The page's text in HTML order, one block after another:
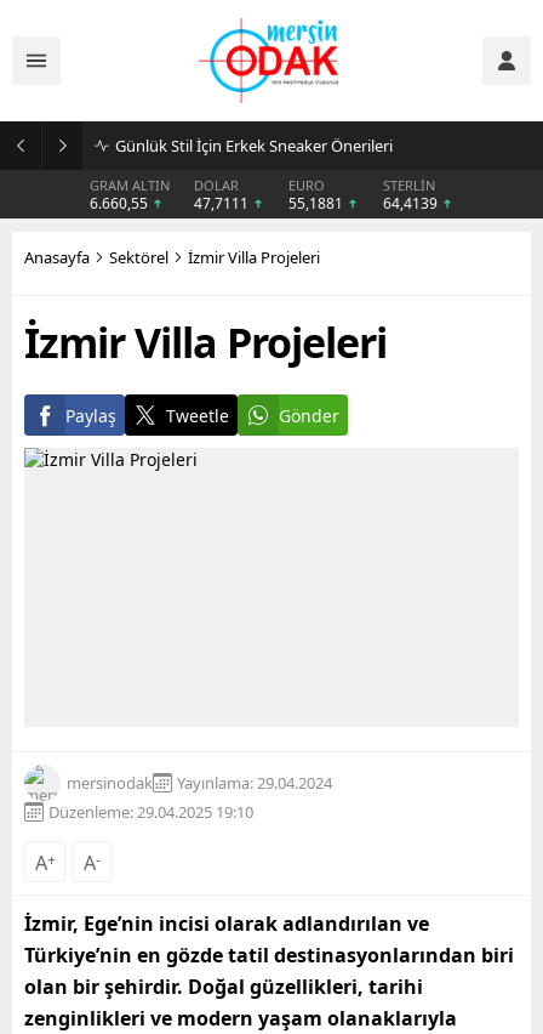
Günlük Stil İçin Erkek Sneaker Önerileri
GRAM ALTIN
6.660,55
DOLAR
47,7111
EURO
55,1881
STERLİN
64,4139
Anasayfa Sektörel İzmir Villa Projeleri
İzmir Villa Projeleri
Paylaş Tweetle Gönder
mersinodak
Yayınlama: 29.04.2024
Düzenleme: 29.04.2025 19:10
A+ A-
İzmir, Ege’nin incisi olarak adlandırılan ve
Türkiye’nin en gözde tatil destinasyonlarından biri
olan bir şehirdir. Doğal güzellikleri, tarihi
zenginlikleri ve modern yaşam olanaklarıyla